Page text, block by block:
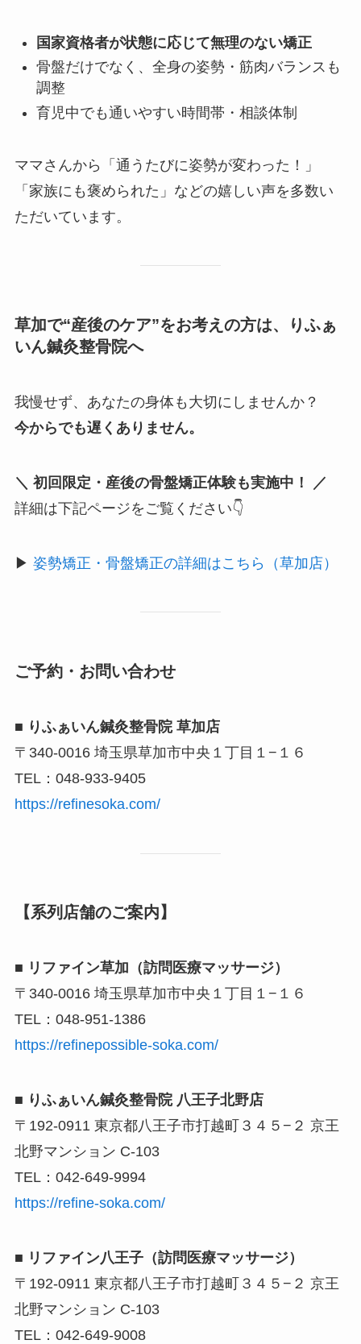
国家資格者が状態に応じて無理のない矯正
骨盤だけでなく、全身の姿勢・筋肉バランスも
調整
育児中でも通いやすい時間帯・相談体制
ママさんから「通うたびに姿勢が変わった！」
「家族にも褒められた」などの嬉しい声を多数い
ただいています。
草加で“産後のケア”をお考えの方は、りふぁ
いん鍼灸整骨院へ
我慢せず、あなたの身体も大切にしませんか？
今からでも遅くありません。
＼ 初回限定・産後の骨盤矯正体験も実施中！ ／
詳細は下記ページをご覧ください👇
▶ 姿勢矯正・骨盤矯正の詳細はこちら（草加店）
ご予約・お問い合わせ
■ りふぁいん鍼灸整骨院 草加店
〒340-0016 埼玉県草加市中央１丁目１−１６
TEL：048-933-9405
https://refinesoka.com/
【系列店舗のご案内】
■ リファイン草加（訪問医療マッサージ）
〒340-0016 埼玉県草加市中央１丁目１−１６
TEL：048-951-1386
https://refinepossible-soka.com/
■ りふぁいん鍼灸整骨院 八王子北野店
〒192-0911 東京都八王子市打越町３４５−２ 京王
北野マンション C-103
TEL：042-649-9994
https://refine-soka.com/
■ リファイン八王子（訪問医療マッサージ）
〒192-0911 東京都八王子市打越町３４５−２ 京王
北野マンション C-103
TEL：042-649-9008